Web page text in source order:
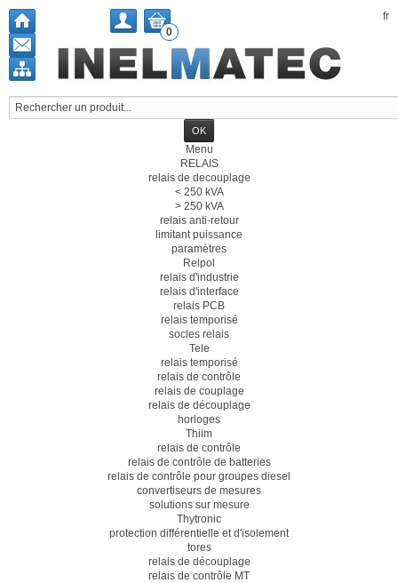
fr
0
Menu
RELAIS
relais de decouplage
< 250 kVA
> 250 kVA
relais anti-retour
limitant puissance
paramètres
Relpol
relais d'industrie
relais d'interface
relais PCB
relais temporisé
socles relais
Tele
relais temporisé
relais de contrôle
relais de couplage
relais de découplage
horloges
Thiim
relais de contrôle
relais de contrôle de batteries
relais de contrôle pour groupes diesel
convertiseurs de mesures
solutions sur mesure
Thytronic
protection différentielle et d'isolement
tores
relais de découplage
relais de contrôle MT